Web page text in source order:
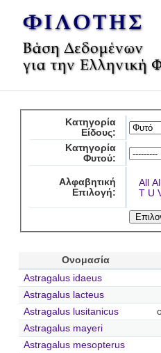
Κατηγορία
Είδους:
Κατηγορία
Φυτού:
Αλφαβητική
Επιλογή:
All
T U
Ονομασία
Astragalus idaeus
Astragalus lacteus
Astragalus lusitanicus
Astragalus mayeri
Astragalus mesopterus